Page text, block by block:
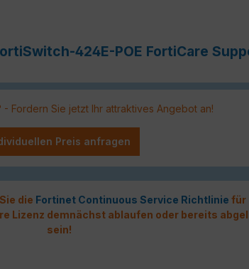
424E-POE FortiCare
Fordern Sie jetzt Ihr attraktives Angebot an!
Preis anfragen
die Fortinet Continuous Service Richtlinie für
Lizenz demnächst ablaufen oder bereits
sein!